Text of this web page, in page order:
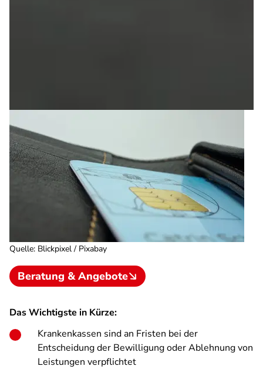
Quelle: Blickpixel / Pixabay
Beratung & Angebote
Das Wichtigste in Kürze:
Krankenkassen sind an Fristen bei der
Entscheidung der Bewilligung oder Ablehnung von
Leistungen verpflichtet